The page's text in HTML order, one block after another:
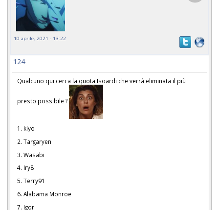
10 aprile, 2021 - 13:22
124
Qualcuno qui cerca la quota Isoardi che verrà eliminata il più
presto possibile ?
1. klyo
2. Targaryen
3. Wasabi
4. Iry8
5. Terry91
6. Alabama Monroe
7. Igor